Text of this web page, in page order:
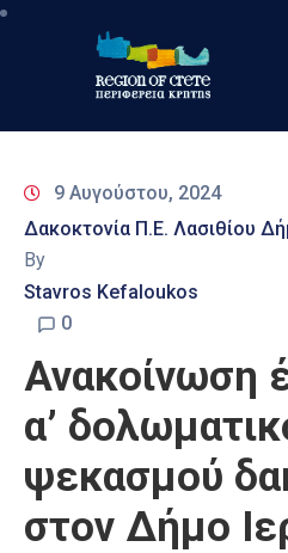
Περιφέρεια
&
Δράσεις
Ψηφιακές
Επικοινωνία
9 Αυγούστου, 2024
Δακοκτονία Π.Ε. Λασιθίου
By
Stavros Kefaloukos
0
Ανακοίνωση
α’
ψεκασμού
στον Δήμο